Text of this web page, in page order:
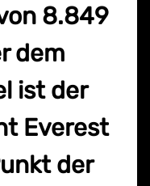
8.849
dem
ist der
Everest
der